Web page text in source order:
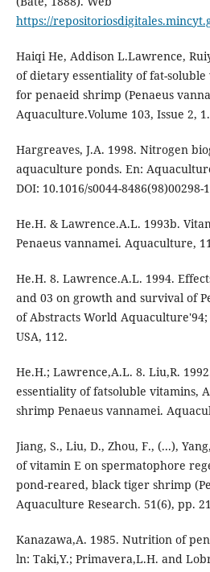
https://
Haiqi He, Addison L.Lawrence,
of dietary essentiality of fat-soluble
for penaeid shrimp (Penaeus
Aquaculture.Volume 103, Issue 2, 1.
Hargreaves, J.A. 1998. Nitrogen
aquaculture ponds. En:
DOI: 10.1016/s0044-8486(98)00298-
He.H. & Lawrence.A.L. 1993b.
Penaeus vannamei. Aquaculture,
He.H. 8. Lawrence.A.L. 1994.
and 03 on growth and survival of
of Abstracts World
USA, 112.
He.H.; Lawrence,A.L. 8. Liu,R.
essentiality of fatsoluble vitamins,
shrimp Penaeus vannamei.
Jiang, S., Liu, D., Zhou, F., (...),
of vitamin E on spermatophore
pond-reared, black tiger shrimp
Aquaculture Research. 51(6), pp.
Kanazawa,A. 1985. Nutrition of
ln: Taki,Y.; Primavera,L.H. and